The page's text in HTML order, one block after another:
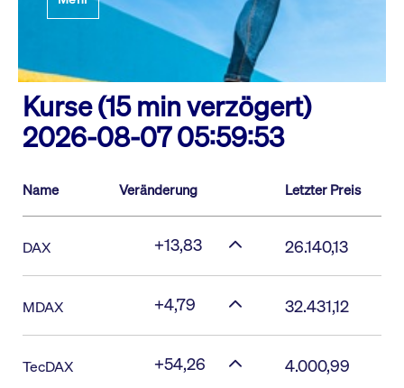
Kurse (15 min verzögert)
2026-08-07 05:59:53
Name Veränderung Letzter Preis
DAX +13,83 26.140,13
MDAX +4,79 32.431,12
TecDAX +54,26 4.000,99